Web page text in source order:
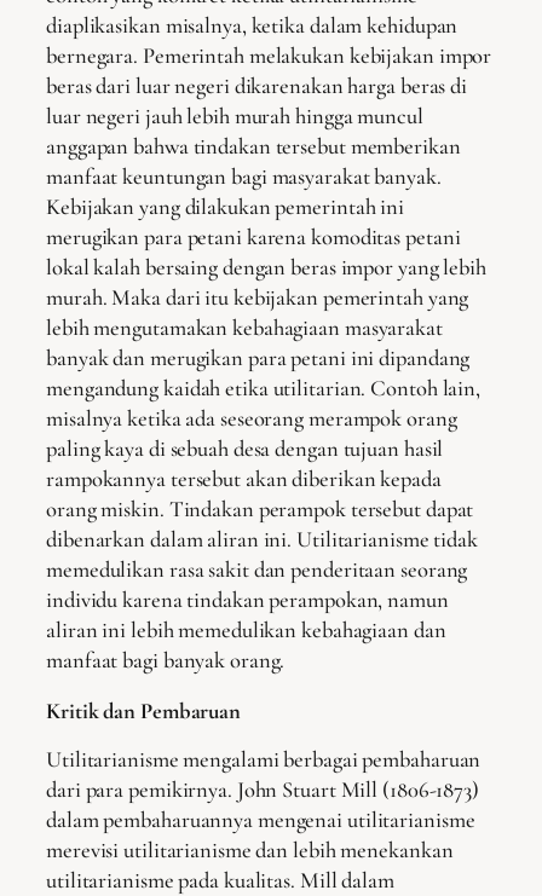
diaplikasikan misalnya, ketika dalam kehidupan
bernegara. Pemerintah melakukan kebijakan impor
beras dari luar negeri dikarenakan harga beras di
luar negeri jauh lebih murah hingga muncul
anggapan bahwa tindakan tersebut memberikan
manfaat keuntungan bagi masyarakat banyak.
Kebijakan yang dilakukan pemerintah ini
merugikan para petani karena komoditas petani
lokal kalah bersaing dengan beras impor yang lebih
murah. Maka dari itu kebijakan pemerintah yang
lebih mengutamakan kebahagiaan masyarakat
banyak dan merugikan para petani ini dipandang
mengandung kaidah etika utilitarian. Contoh lain,
misalnya ketika ada seseorang merampok orang
paling kaya di sebuah desa dengan tujuan hasil
rampokannya tersebut akan diberikan kepada
orang miskin. Tindakan perampok tersebut dapat
dibenarkan dalam aliran ini. Utilitarianisme tidak
memedulikan rasa sakit dan penderitaan seorang
individu karena tindakan perampokan, namun
aliran ini lebih memedulikan kebahagiaan dan
manfaat bagi banyak orang.
Kritik dan Pembaruan
Utilitarianisme mengalami berbagai pembaharuan
dari para pemikirnya. John Stuart Mill (1806-1873)
dalam pembaharuannya mengenai utilitarianisme
merevisi utilitarianisme dan lebih menekankan
utilitarianisme pada kualitas. Mill dalam